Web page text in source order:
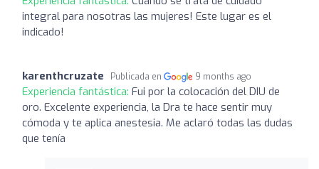
integral para nosotras las mujeres! Este lugar es el
indicado!
karenthcruzate Publicada en 9 months ago
Experiencia fantástica: Fui por la colocación del DIU de
oro. Excelente experiencia, la Dra te hace sentir muy
cómoda y te aplica anestesia. Me aclaró todas las dudas
que tenía